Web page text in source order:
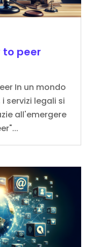
to peer
In un mondo
servizi legali si
all'emergere